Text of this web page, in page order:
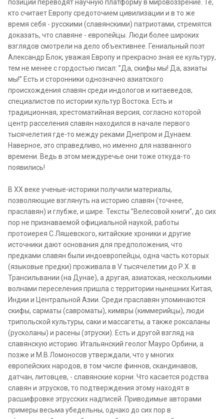
позиции переводят научную платформу в мировоззрение. Те,
кто считает Европу средоточием цивилизации и в то же
время себя - русскими (славянскими) патриотами, стремятся
доказать, что славяне - европейцы. Люди более широких
взглядов смотрели на дело объективнее. Гениальный поэт
Александр Блок, уважая Европу и прекрасно зная ее культуру,
тем не менее с гордостью писал: ”Да, скифы мы! Да, азиаты
мы!” Есть и сторонники однозначно азиатского
происхождения славян среди индологов и китаеведов,
специалистов по истории культур Востока. Есть и
традиционная, хрестоматийная версия, согласно которой
центр расселения славян находился в начале первого
тысячелетия где-то между реками Днепром и Дунаем.
Наверное, это справедливо, но именно для названного
времени. Ведь в этом междуречье они тоже откуда-то
появились!
В XX веке ученые-историки получили материалы,
позволяющие взглянуть на историю славян (точнее,
праславян) и глубже, и шире. Тексты ”Велесовой книги”, до сих
пор не признаваемой официальной наукой, работы
протоиерея С.Ляшевского, китайские хроники и другие
источники дают основания для предположения, что
предками славян были индоевропейцы, одна часть которых
(языковые предки) проживала в V тысячелетии до Р.Х. в
Трансильвании (на Дунае), а другая, азиатская, несколькими
волнами переселения пришла с территории нынешних Китая,
Индии и Центральной Азии. Среди праславян упоминаются
скифы, сарматы (савроматы), кимвры (киммерийцы), люди
трипольской культуры, саки и массагеты, а также роксаланы
(русколаны) и расены (этруски). Есть и другой взгляд на
славянскую историю. Итальянский геолог Мауро Орбини, а
позже и М.В.Ломоносов утверждали, что у многих
европейских народов, в том числе финнов, скандинавов,
датчан, литовцев, - славянские корни. Что касается родства
славян и этрусков, то подтверждения этому находят в
расшифровке этрусских надписей. Приводимые авторами
примеры весьма убедельны, однако до сих пор в